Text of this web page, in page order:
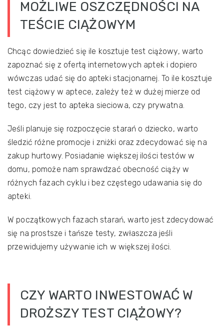
MOŻLIWE OSZCZĘDNOŚCI NA
TEŚCIE CIĄŻOWYM
Chcąc dowiedzieć się ile kosztuje test ciążowy, warto
zapoznać się z ofertą internetowych aptek i dopiero
wówczas udać się do apteki stacjonarnej. To ile kosztuje
test ciążowy w aptece, zależy też w dużej mierze od
tego, czy jest to apteka sieciowa, czy prywatna.
Jeśli planuje się rozpoczęcie starań o dziecko, warto
śledzić różne promocje i zniżki oraz zdecydować się na
zakup hurtowy. Posiadanie większej ilości testów w
domu, pomoże nam sprawdzać obecność ciąży w
różnych fazach cyklu i bez częstego udawania się do
apteki.
W początkowych fazach starań, warto jest zdecydować
się na prostsze i tańsze testy, zwłaszcza jeśli
przewidujemy używanie ich w większej ilości.
CZY WARTO INWESTOWAĆ W
DROŻSZY TEST CIĄŻOWY?